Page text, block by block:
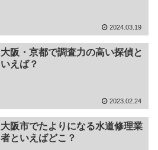
2024.03.19
大阪・京都で調査力の高い探偵と
いえば？
2023.02.24
大阪市でたよりになる水道修理業
者といえばどこ？